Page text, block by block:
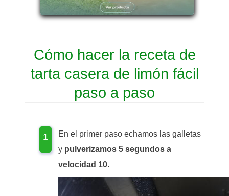
Cómo hacer la receta de
tarta casera de limón fácil
paso a paso
En el primer paso echamos las galletas
y pulverizamos 5 segundos a
velocidad 10.